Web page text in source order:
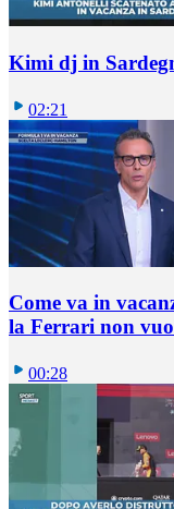
Kimi dj in
02:21
Come va in
la Ferrari non
00:28